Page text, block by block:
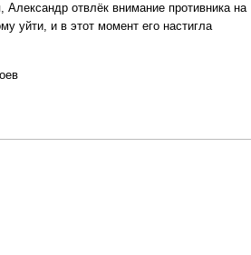
отвлёк внимание противника на
уйти, и в этот момент его настигла